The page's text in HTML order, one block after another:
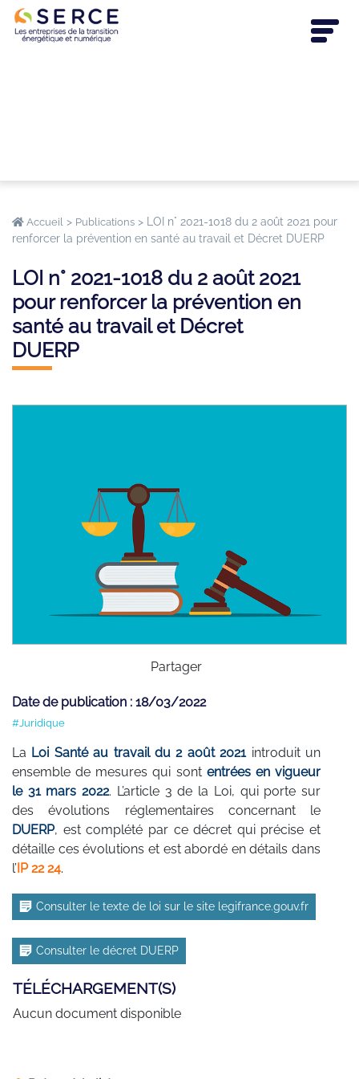
Accueil > Publications > LOI n° 2021-1018 du 2 août 2021 pour
renforcer la prévention en santé au travail et Décret DUERP
LOI n° 2021-1018 du 2 août 2021
pour renforcer la prévention en
santé au travail et Décret
DUERP
Partager
Date de publication : 18/03/2022
#Juridique
La Loi Santé au travail du 2 août 2021introduit un
ensemble de mesures qui sont entrées en vigueur
le 31 mars 2022. L’article 3 de la Loi, qui porte sur
des évolutions réglementaires concernant le
DUERP, est complété par ce décret qui précise et
détaille ces évolutions et est abordé en détails dans
l’IP 22 24.
Consulter le texte de loi sur le site legifrance.gouv.fr
Consulter le décret DUERP
TÉLÉCHARGEMENT(S)
Aucun document disponible